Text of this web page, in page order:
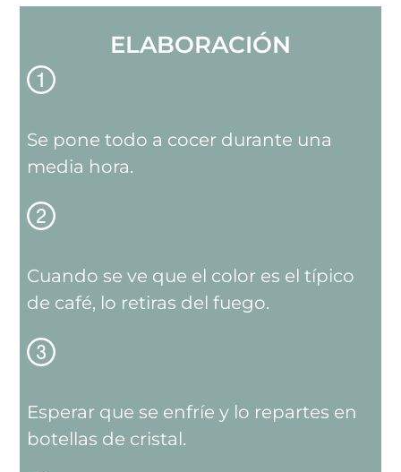
ELABORACIÓN
Se pone todo a cocer durante una
media hora.
Cuando se ve que el color es el típico
de café, lo retiras del fuego.
Esperar que se enfríe y lo repartes en
botellas de cristal.